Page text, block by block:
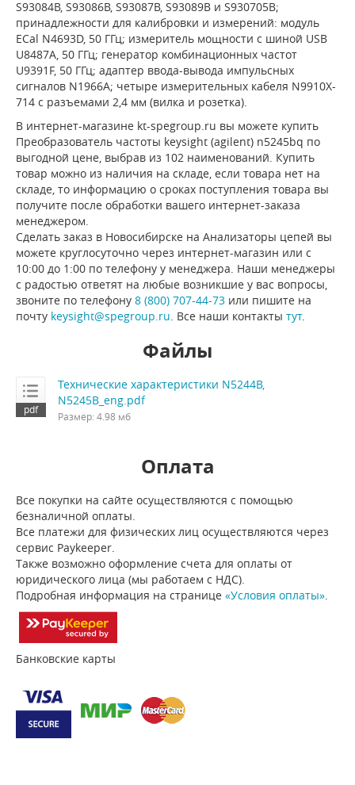
S93084B, S93086B, S93087B, S93089B и S930705B;
принадлежности для калибровки и измерений: модуль
ECal N4693D, 50 ГГц; измеритель мощности с шиной USB
U8487A, 50 ГГц; генератор комбинационных частот
U9391F, 50 ГГц; адаптер ввода-вывода импульсных
сигналов N1966A; четыре измерительных кабеля N9910X-
714 с разъемами 2,4 мм (вилка и розетка).
В интернет-магазине kt-spegroup.ru вы можете купить
Преобразователь частоты keysight (agilent) n5245bq по
выгодной цене, выбрав из 102 наименований. Купить
товар можно из наличия на складе, если товара нет на
складе, то информацию о сроках поступления товара вы
получите после обработки вашего интернет-заказа
менеджером.
Сделать заказ в Новосибирске на Анализаторы цепей вы
можете круглосуточно через интернет-магазин или с
10:00 до 1:00 по телефону у менеджера. Наши менеджеры
с радостью ответят на любые возникшие у вас вопросы,
звоните по телефону 8 (800) 707-44-73 или пишите на
почту keysight@spegroup.ru . Все наши контакты тут.
Файлы
Технические характеристики N5244B,
N5245B_eng.pdf
Размер: 4.98 мб
Оплата
Все покупки на сайте осуществляются с помощью
безналичной оплаты.
Все платежи для физических лиц осуществляются через
сервис Paykeeper.
Также возможно оформление счета для оплаты от
юридического лица (мы работаем с НДС).
Подробная информация на странице «Условия оплаты»
Банковские карты